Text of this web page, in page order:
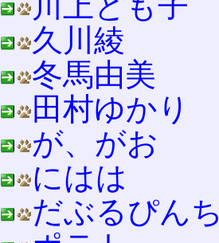
久川綾
冬馬由美
田村ゆかり
が、がお
にはは
だぶるぴんち